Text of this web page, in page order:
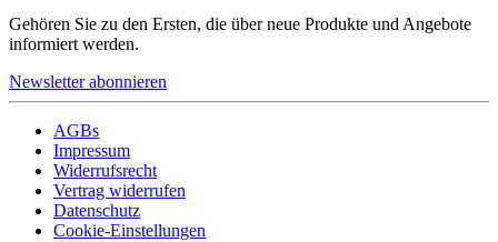
Gehören Sie zu den Ersten, die über neue Produkte und Angebote
informiert werden.
Newsletter abonnieren
AGBs
Impressum
Widerrufsrecht
Vertrag widerrufen
Datenschutz
Cookie-Einstellungen